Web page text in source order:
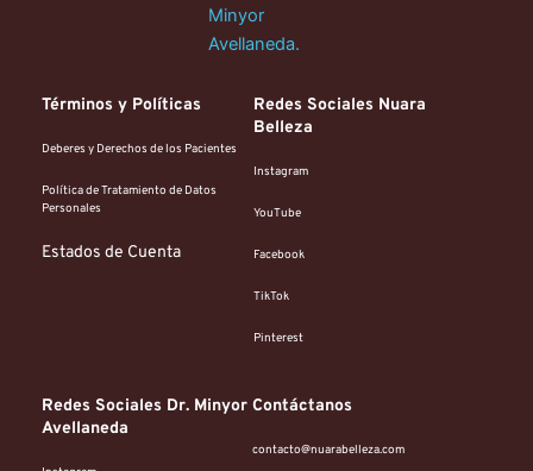
Términos y Políticas
Deberes y Derechos de los Pacientes
Política de Tratamiento de Datos
Personales
Estados de Cuenta
Redes Sociales Nuara
Belleza
Instagram
YouTube
Facebook
TikTok
Pinterest
Redes Sociales Dr. Minyor
Avellaneda
Contáctanos
contacto@nuarabelleza.com